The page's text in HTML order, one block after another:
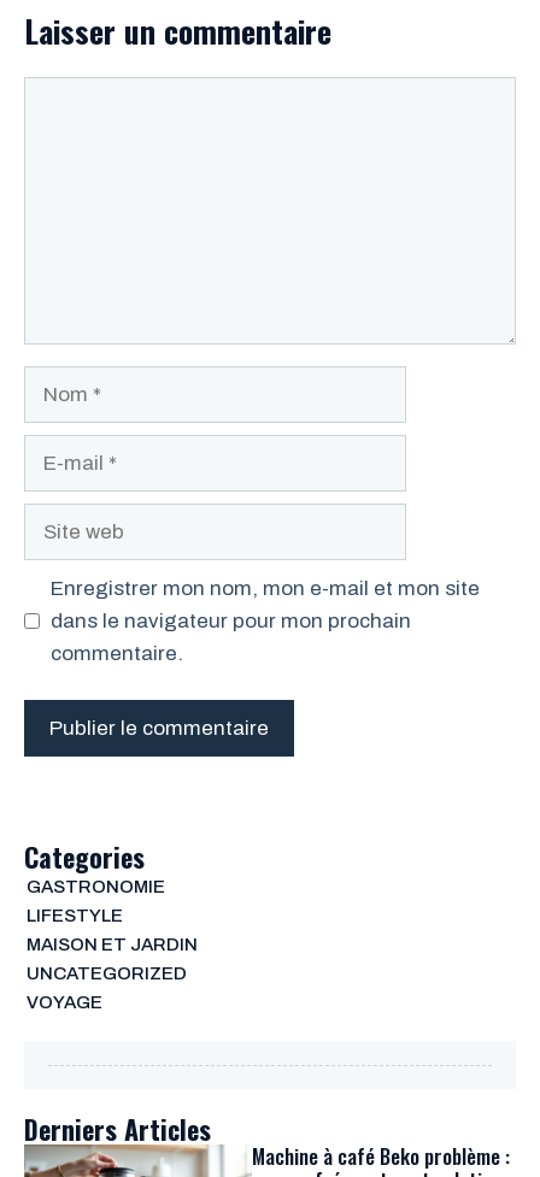
Laisser un commentaire
Enregistrer mon nom, mon e-mail et mon site
dans le navigateur pour mon prochain
commentaire.
Categories
GASTRONOMIE
LIFESTYLE
MAISON ET JARDIN
UNCATEGORIZED
VOYAGE
Derniers Articles
Machine à café Beko problème :